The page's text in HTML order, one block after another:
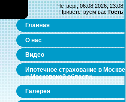
Четверг, 06.08.2026, 23:08
Приветствуем вас Гость
Главная
О нас
Видео
Ипотечное страхование в Москве
и Московской области.
Галерея